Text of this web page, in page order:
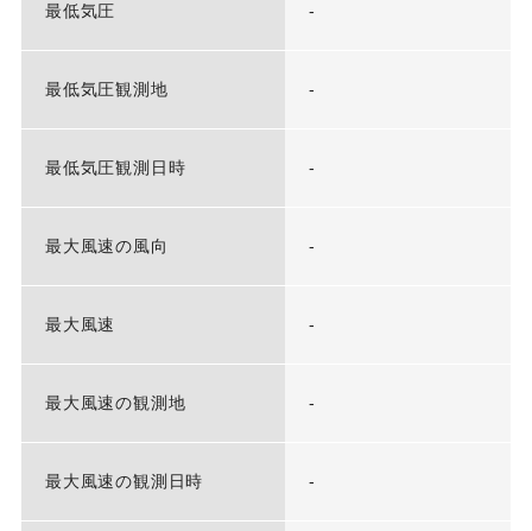
最低気圧 -
最低気圧観測地 -
最低気圧観測日時 -
最大風速の風向 -
最大風速 -
最大風速の観測地 -
最大風速の観測日時 -